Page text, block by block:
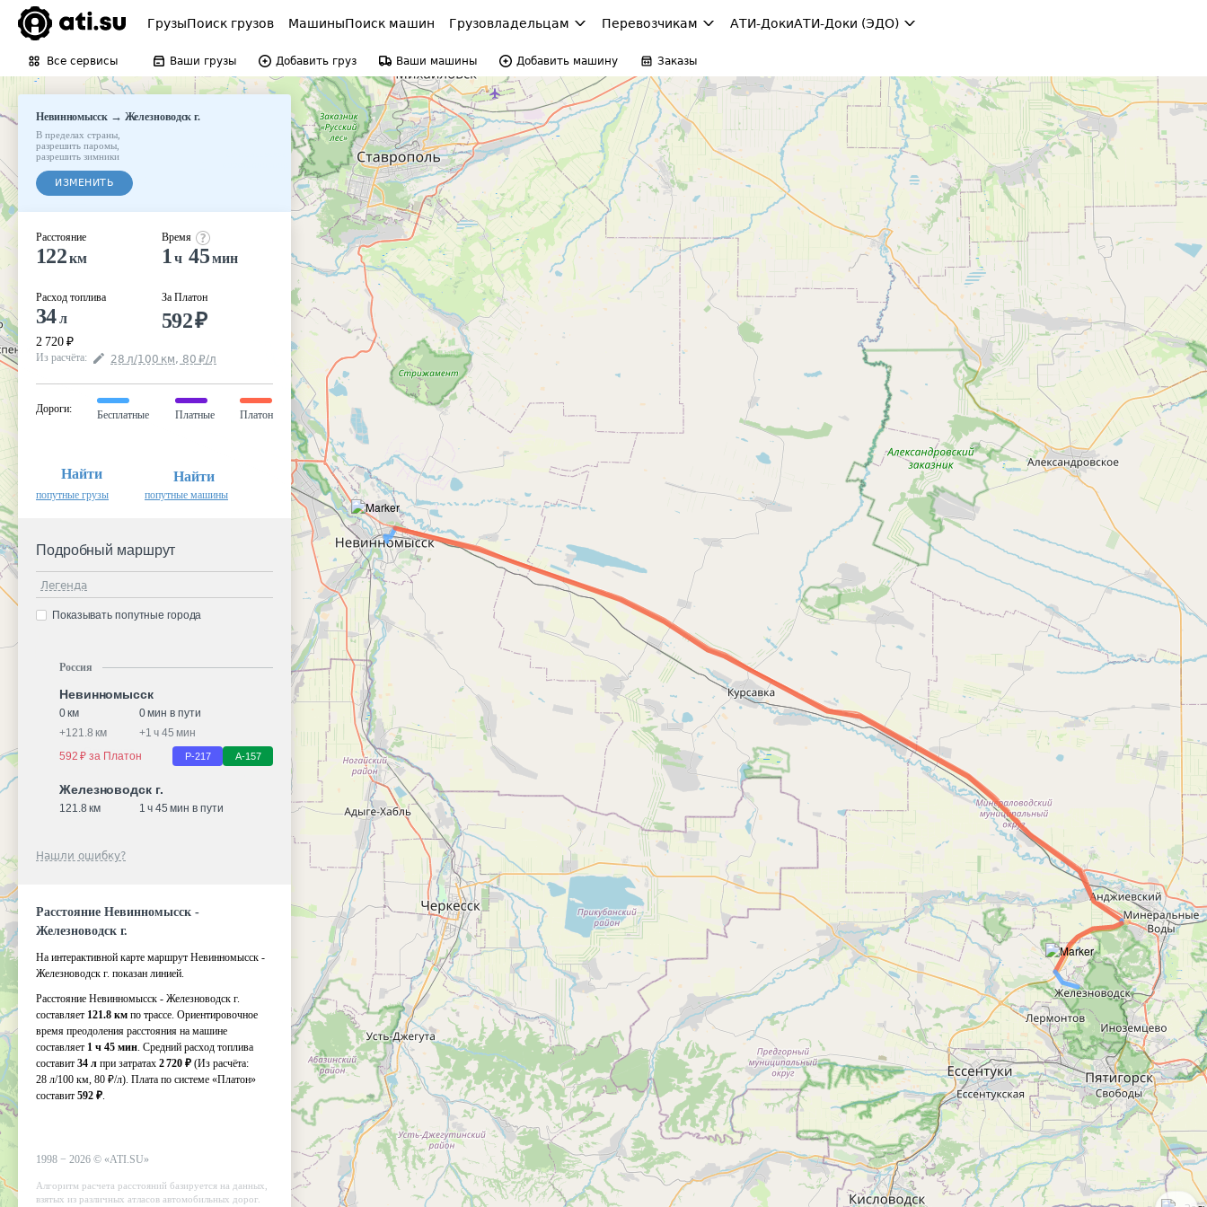
ГрузыПоиск грузов МашиныПоиск машин Грузовладельцам Перевозчикам АТИ-ДокиАТИ-Доки (ЭДО)
Все сервисы Ваши грузы Добавить груз Ваши машины Добавить машину Заказы
Невинномысск→ Железноводск г.
В пределах страны
разрешить паромы
разрешить зимники
ИЗМЕНИТЬ
Расстояние
122км
Расход топлива
34л
2 720 ₽
Время
1 ч 45мин
За Платон
592₽
Из расчёта: 28 л/100 км, 80 ₽/л
Дороги:
Бесплатные Платные Платон
Найти
попутные грузы
Найти
попутные машины
Подробный маршрут
Легенда
Показывать попутные города
Россия
Невинномысск
0 км
0 мин в пути
+121.8 км +1 ч 45 мин
592 ₽ за Платон
Р-217 А-157
Железноводск г.
121.8 км 1 ч 45 мин в пути
Нашли ошибку?
Расстояние Невинномысск -
Железноводск г.
На интерактивной карте маршрут Невинномысск -
Железноводск г. показан линией.
Расстояние Невинномысск - Железноводск г.
составляет 121.8 км по трассе. Ориентировочное
время преодоления расстояния на машине
составляет 1 ч 45 мин. Средний расход топлива
составит 34 л при затратах 2 720 ₽ (Из расчёта:
28 л/100 км, 80 ₽/л). Плата по системе «Платон»
составит 592 ₽.
1998 − 2026 © «ATI.SU»
Алгоритм расчета расстояний базируется на данных,
взятых из различных атласов автомобильных дорог.